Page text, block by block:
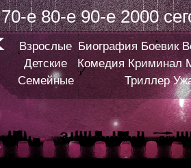
70-е 80-е 90-е 2000
Взрослые
Детские
Семейные
Биография Боевик
Комедия Криминал
Триллер